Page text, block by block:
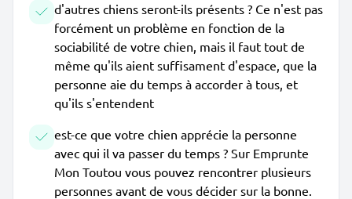
d'autres chiens seront-ils présents ? Ce n'est pas
forcément un problème en fonction de la
sociabilité de votre chien, mais il faut tout de
même qu'ils aient suffisament d'espace, que la
personne aie du temps à accorder à tous, et
qu'ils s'entendent
est-ce que votre chien apprécie la personne
avec qui il va passer du temps ? Sur Emprunte
Mon Toutou vous pouvez rencontrer plusieurs
personnes avant de vous décider sur la bonne.